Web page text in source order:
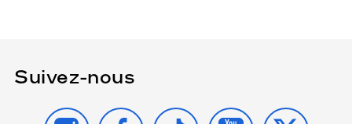
Suivez-nous
INSTAGRAMFACEBOOK
TIKTOK YOUTUBE
X